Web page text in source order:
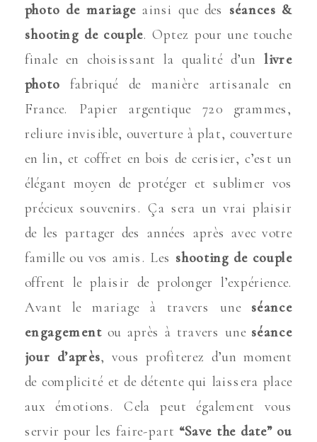
photo de mariage ainsi que des séances &
shooting de couple. Optez pour une touche
finale en choisissant la qualité d’unlivre
photo fabriqué de manière artisanale en
France. Papier argentique 720 grammes,
reliure invisible, ouverture à plat, couverture
en lin, et coffret en bois de cerisier, c’est un
élégant moyen de protéger et sublimer vos
précieux souvenirs. Ça sera un vrai plaisir
de les partager des années après avec votre
famille ou vos amis. Les shooting de couple
offrent le plaisir de prolonger l’expérience.
Avant le mariage à travers une séance
engagement ou après à travers une séance
jour d’après, vous profiterez d’un moment
de complicité et de détente qui laissera place
aux émotions. Cela peut également vous
servir pour les faire-part “Save the date” ou